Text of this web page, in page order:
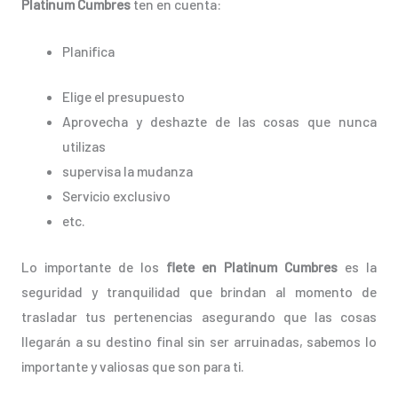
Platinum Cumbresten en cuenta:
Planifica
Elige el presupuesto
Aprovecha y deshazte de las cosas que nunca
utilizas
supervisa la mudanza
Servicio exclusivo
etc.
Lo importante de los flete en Platinum Cumbres es la
seguridad y tranquilidad que brindan al momento de
trasladar tus pertenencias asegurando que las cosas
llegarán a su destino final sin ser arruinadas, sabemos lo
importante y valiosas que son para ti.